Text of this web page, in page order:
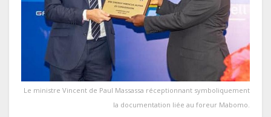
Le ministre Vincent de Paul Massassa réceptionnant symboliquement
la documentation liée au foreur Mabomo.